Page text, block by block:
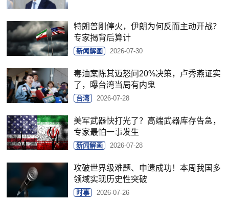
特朗普刚停火，伊朗为何反而主动开战？
专家揭背后算计
新闻解画 2026-07-30
毒油案陈其迈怒问20%决策，卢秀燕证实
了，曝台湾当局有内鬼
台湾 2026-07-28
美军武器快打光了？高端武器库存告急，
专家最怕一事发生
新闻解画 2026-07-28
攻破世界级难题、申遗成功！本周我国多
领域实现历史性突破
时事 2026-07-26